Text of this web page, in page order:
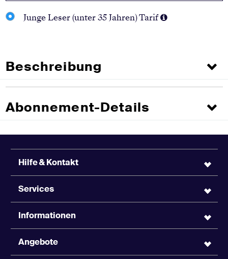
Junge Leser (unter 35 Jahren) Tarif
Beschreibung
Abonnement-Details
Hilfe & Kontakt
Services
Informationen
Angebote